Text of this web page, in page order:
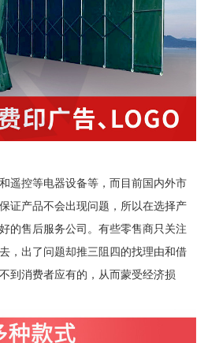
遥控等电器设备等，而目前国内外市
证产品不会出现问题，所以在选择产
的售后服务公司。有些零售商只关注
，出了问题却推三阻四的找理由和借
到消费者应有的，从而蒙受经济损